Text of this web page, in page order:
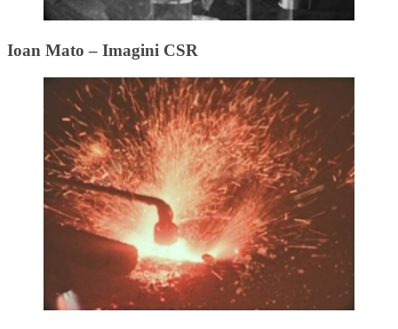
Ioan Mato – Imagini CSR